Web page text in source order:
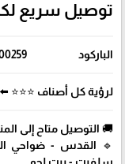
توصيل سريع
الباركود
لرؤية كل أصناف ⭐⭐⭐ ⬅️
🚚 التوصيل متاح إلى
🔹 القدس - ضواحي